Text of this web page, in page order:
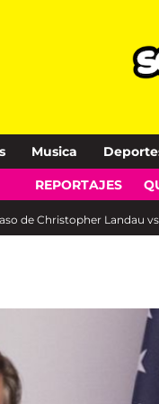
Musica
REPORTAJES
de Christopher Landau